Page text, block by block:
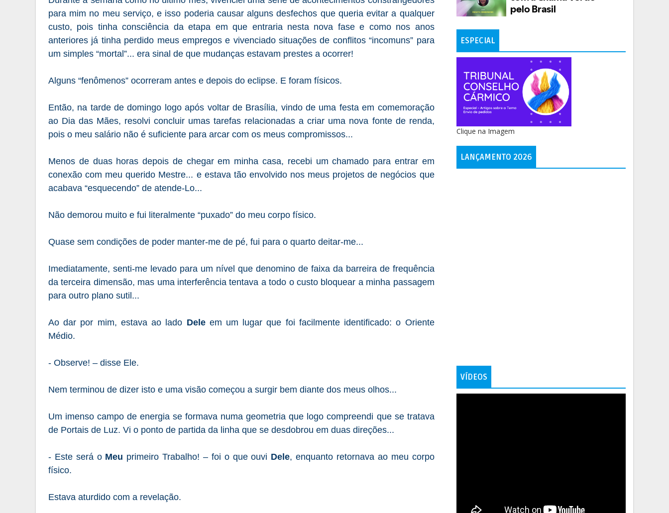
para mim no meu serviço, e isso poderia causar alguns desfechos que queria evitar a qualquer
custo, pois tinha consciência da etapa em que entraria nesta nova fase e como nos anos
anteriores já tinhaperdido meus empregos e vivenciado situações de conflitos “incomuns” para
um simples “mortal”... era sinal de que mudanças estavam prestes a ocorrer!
Alguns “fenômenos” ocorreram antes e depois do eclipse. E foram físicos.
Então, na tarde de domingo logo após voltarde Brasília, vindo de uma festa em comemoração
ao Dia das Mães, resolvi concluir umas tarefas relacionadas a criar uma nova fonte de renda,
pois o meu salário não é suficiente para arcar com os meus compromissos...
Menos de duas horas depois de chegarem minha casa, recebi um chamado para entrar em
conexão com meu querido Mestre... e estava tão envolvido nos meus projetos de negócios que
acabava “esquecendo” de atende-Lo...
Não demorou muito e fui literalmente “puxado” do meu corpo físico.
Quase sem condições de poder manter-me de pé, fui para o quarto deitar-me...
Imediatamente, senti-me levado para um nível que denomino de faixa da barreira de frequência
da terceira dimensão, mas uma interferência tentava a todo o custo bloquear a minha passagem
para outro plano sutil...
Ao dar por mim, estava ao lado Deleem um lugar que foi facilmente identificado: o Oriente
Médio.
- Observe! – disse Ele.
Nem terminou de dizer isto e uma visão começou a surgir bem diante dos meus olhos...
Um imenso campo de energia se formava numa geometria que logo compreendi que se tratava
de Portais de Luz. Vi o ponto de partida da linha que se desdobrou em duas direções...
- Este será o Meu primeiro Trabalho! – foi o que ouvi Dele, enquanto retornava ao meu corpo
físico.
Estava aturdido com a revelação.
ESPECIAL
Clique na Imagem
LANÇAMENTO 2026
VÍDEOS